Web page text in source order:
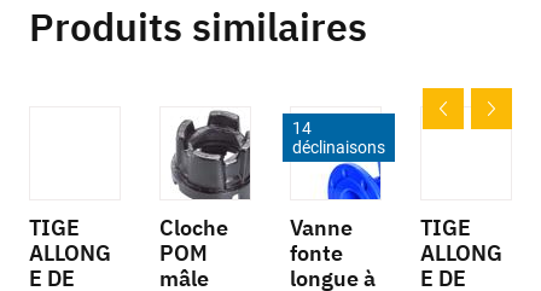
Produits similaires
TIGE
ALLONG
E DE
Cloche
POM
mâle
14
déclinaisons
Vanne
fonte
longue à
TIGE
ALLONG
E DE